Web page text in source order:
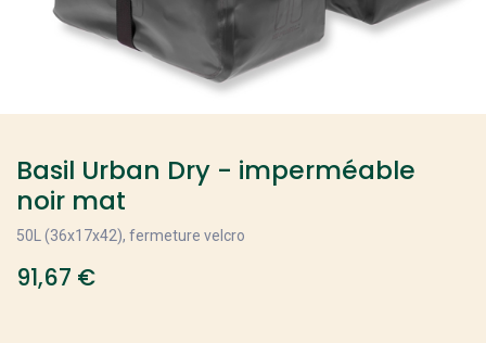
Basil Urban Dry - imperméable
noir mat
50L (36x17x42), fermeture velcro
91,67 €